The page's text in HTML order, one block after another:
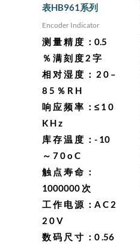
表HB961系列
Encoder Indicator
测 量 精 度 ：0.5
％ 满 刻 度 2 字
相 对 湿 度 ： 2 0 –
8 5 ％ R H
响 应 频 率 ：≤ 1 0
K H z
库 存 温 度 ：- 10
～ 7 0 o C
触 点 寿 命 ：
1000000 次
工 作 电 源 ：A C 2
2 0 V
数 码 尺 寸 ：0 .56